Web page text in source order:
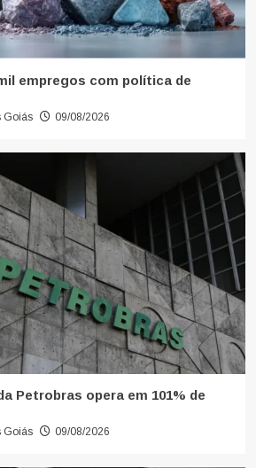
empregos com política de
Goiás 09/08/2026
Petrobras opera em 101% de
Goiás 09/08/2026